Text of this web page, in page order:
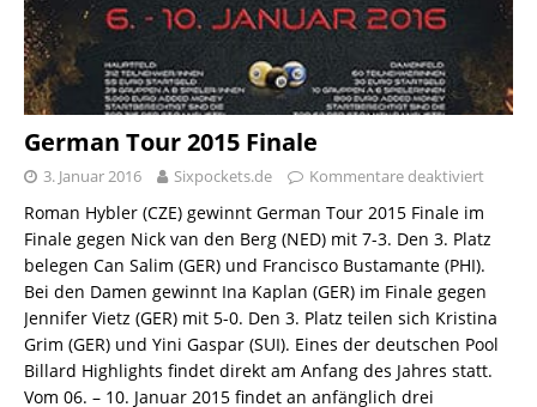
German Tour 2015 Finale
3. Januar 2016 Sixpockets.de Kommentare deaktiviert
Roman Hybler (CZE) gewinnt German Tour 2015 Finale im
Finale gegen Nick van den Berg (NED) mit 7-3. Den 3. Platz
belegen Can Salim (GER) und Francisco Bustamante (PHI).
Bei den Damen gewinnt Ina Kaplan (GER) im Finale gegen
Jennifer Vietz (GER) mit 5-0. Den 3. Platz teilen sich Kristina
Grim (GER) und Yini Gaspar (SUI). Eines der deutschen Pool
Billard Highlights findet direkt am Anfang des Jahres statt.
Vom 06. – 10. Januar 2015 findet an anfänglich drei